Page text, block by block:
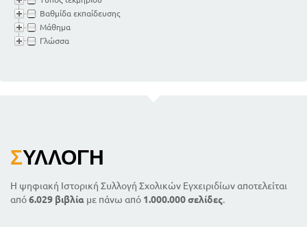
Βαθμίδα εκπαίδευσης
Μάθημα
Γλώσσα
ΣΥΛΛΟΓΉ
Η ψηφιακή Ιστορική Συλλογή Σχολικών Εγχειριδίων αποτελείται
από6.029 βιβλία με πάνω από 1.000.000 σελίδες.